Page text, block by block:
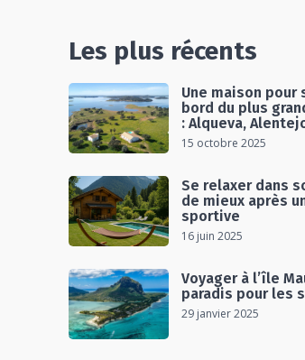
Les plus récents
Une maison pour
bord du plus
: Alqueva,
15 octobre 2025
Se relaxer dans
de mieux après
sportive
16 juin 2025
Voyager à l’île
paradis pour les
29 janvier 2025